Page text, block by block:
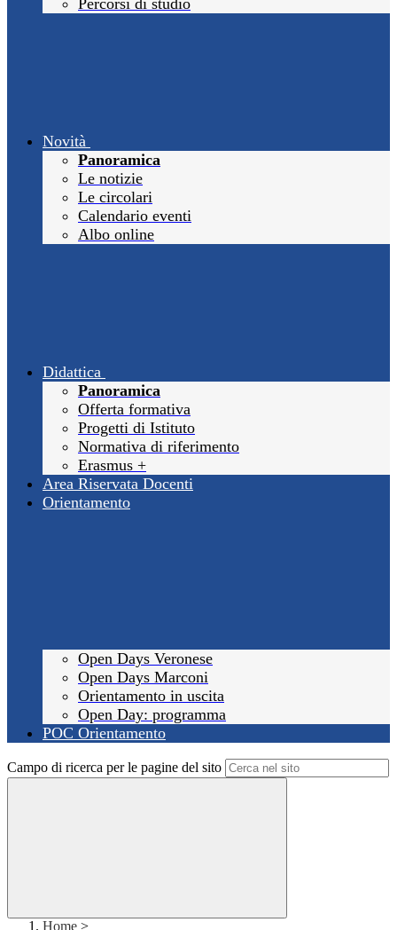
Percorsi di studio
Novità
Panoramica
Le notizie
Le circolari
Calendario eventi
Albo online
Didattica
Panoramica
Offerta formativa
Progetti di Istituto
Normativa di riferimento
Erasmus +
Area Riservata Docenti
Orientamento
Open Days Veronese
Open Days Marconi
Orientamento in uscita
Open Day: programma
POC Orientamento
Campo di ricerca per le pagine del sito
Home >